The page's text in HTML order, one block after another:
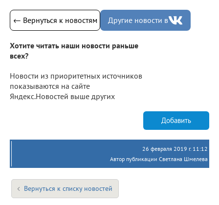
← Вернуться к новостям Другие новости в
Хотите читать наши новости раньше
всех?
Новости из приоритетных источников
показываются на сайте
Яндекс.Новостей выше других
Добавить
26 февраля 2019 г. 11:12
Автор публикации Светлана Шмелева
Вернуться к списку новостей